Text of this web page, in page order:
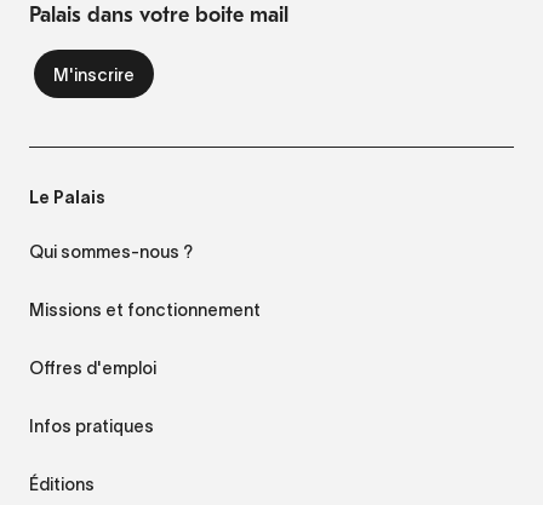
Palais dans votre boite mail
Le Palais
Qui sommes-nous ?
Missions et fonctionnement
Offres d'emploi
Infos pratiques
Éditions